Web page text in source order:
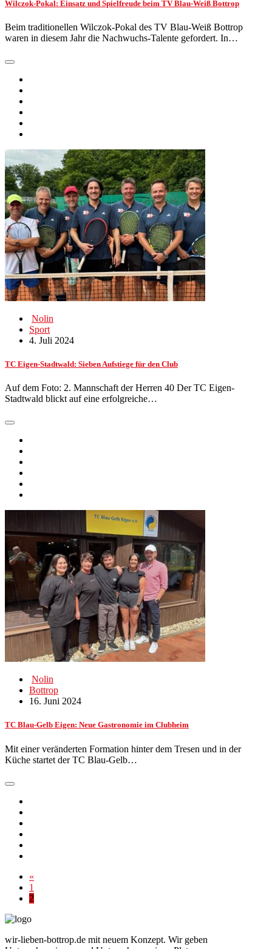
Wilczok-Pokal: Einsatz und Spielfreude beim TV Blau-Weiß Bottrop
Beim traditionellen Wilczok-Pokal des TV Blau-Weiß Bottrop
waren in diesem Jahr die Nachwuchs-Talente gefordert. In…
Nolin
Sport
4. Juli 2024
TC Eigen-Stadtwald: Sieben Aufstiege für den Club
Auf dem Foto: 2. Mannschaft der Herren 40 Der TC Eigen-
Stadtwald blickt auf eine erfolgreiche…
Nolin
Bottrop
16. Juni 2024
TC Blau-Gelb Eigen: Neue Gastronomie im Clubheim
Mit einer veränderten Formation hinter dem Tresen und in der
Küche startet der TC Blau-Gelb…
«
1
2
wir-lieben-bottrop.de mit neuem Konzept. Wir geben